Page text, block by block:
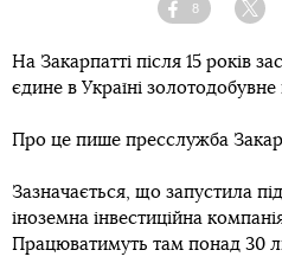
Facebook
8
На Закарпатті після 15 років
єдине в Україні
Про це пише пресслужба
Зазначається, що запустила
іноземна інвестиційна
Працюватимуть там понад 30